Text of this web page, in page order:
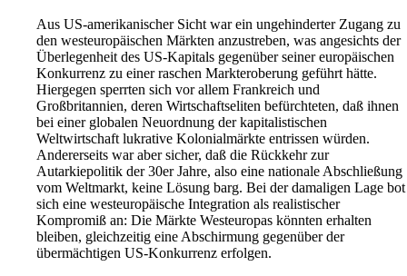
Aus US-amerikanischer Sicht war ein ungehinderter Zugang zu
den westeuropäischen Märkten anzustreben, was angesichts der
Überlegenheit des US-Kapitals gegenüber seiner europäischen
Konkurrenz zu einer raschen Markteroberung geführt hätte.
Hiergegen sperrten sich vor allem Frankreich und
Großbritannien, deren Wirtschaftseliten befürchteten, daß ihnen
bei einer globalen Neuordnung der kapitalistischen
Weltwirtschaft lukrative Kolonialmärkte entrissen würden.
Andererseits war aber sicher, daß die Rückkehr zur
Autarkiepolitik der 30er Jahre, also eine nationale Abschließung
vom Weltmarkt, keine Lösung barg. Bei der damaligen Lage bot
sich eine westeuropäische Integration als realistischer
Kompromiß an: Die Märkte Westeuropas könnten erhalten
bleiben, gleichzeitig eine Abschirmung gegenüber der
übermächtigen US-Konkurrenz erfolgen.